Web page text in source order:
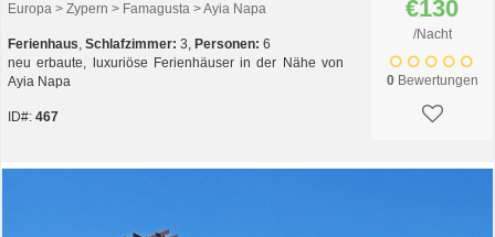
Europa > Zypern > Famagusta > Ayia Napa
Ferienhaus Schlafzimmer: 3, Personen: 6
neu erbaute, luxuriöse Ferienhäuser in der Nähe von
Ayia Napa
ID#: 467
€130
/Nacht
0Bewertungen